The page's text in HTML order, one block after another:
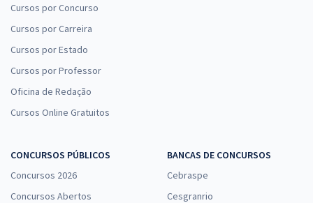
Cursos por Concurso
Cursos por Carreira
Cursos por Estado
Cursos por Professor
Oficina de Redação
Cursos Online Gratuitos
CONCURSOS PÚBLICOS
Concursos 2026
Concursos Abertos
BANCAS DE CONCURSOS
Cebraspe
Cesgranrio